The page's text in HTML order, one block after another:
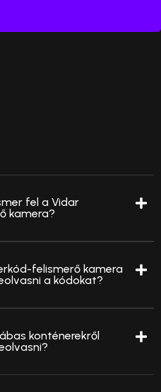
fel a Vidar
kamera?
felismerő kamera
a kódokat?
konténerekről